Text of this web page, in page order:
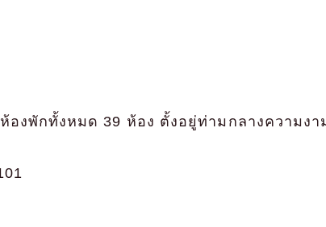
องพักทั้งหมด 39 ห้อง ตั้งอยู่ท่ามกลางความงา